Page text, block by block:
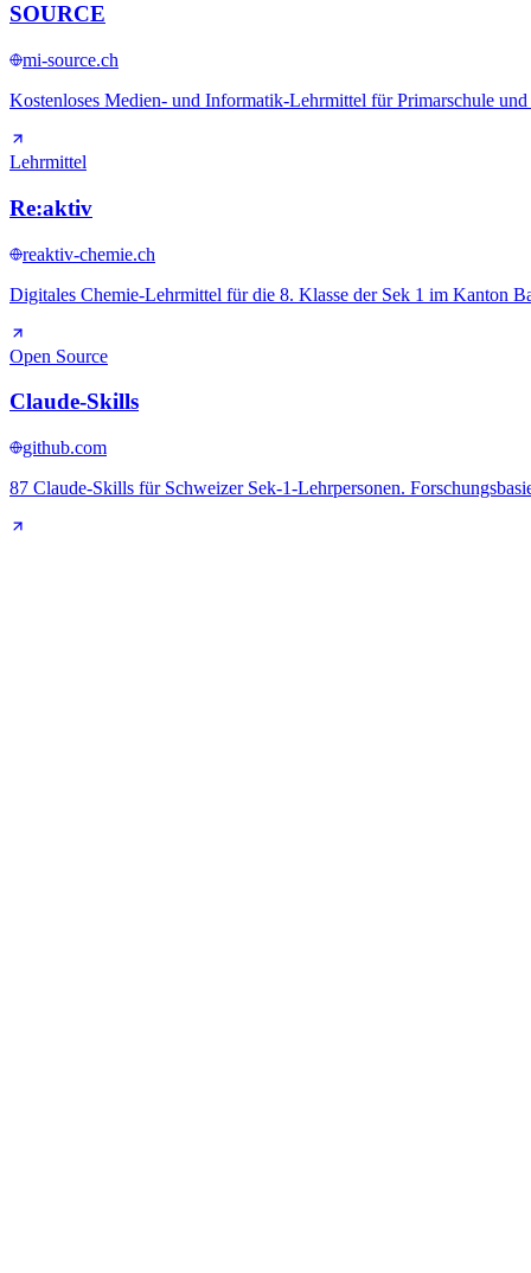
SOURCE
mi-source.ch
Kostenloses Medien- und Informatik-Lehrmittel für Primarschule
Lehrmittel
Re:aktiv
reaktiv-chemie.ch
Digitales Chemie-Lehrmittel für die 8. Klasse der Sek 1 im Kanton
Open Source
Claude-Skills
github.com
87 Claude-Skills für Schweizer Sek-1-Lehrpersonen.